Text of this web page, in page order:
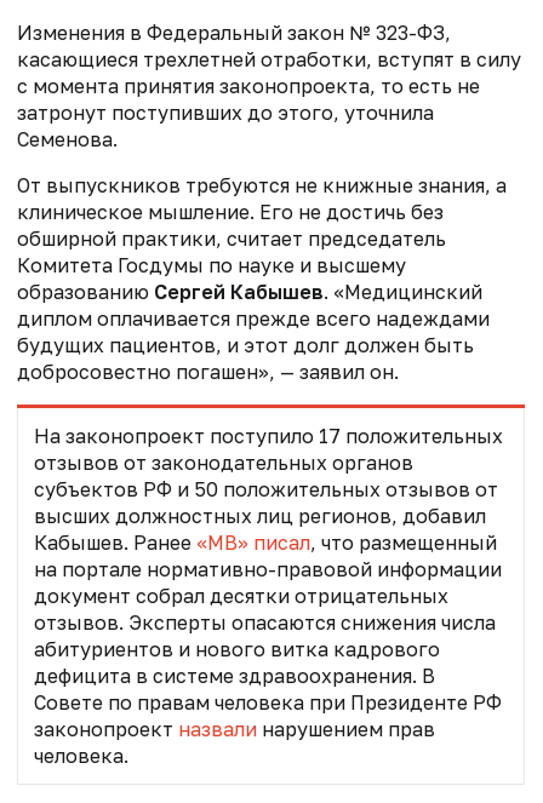
Изменения в Федеральный закон № 323-ФЗ,
касающиеся трехлетней отработки, вступят в силу
с момента принятия законопроекта, то есть не
затронут поступивших до этого, уточнила
Семенова.
От выпускников требуются не книжные знания, а
клиническое мышление. Его не достичь без
обширной практики, считает председатель
Комитета Госдумы по науке и высшему
образованию Сергей Кабышев. «Медицинский
диплом оплачивается прежде всего надеждами
будущих пациентов, и этот долг должен быть
добросовестно погашен», — заявил он.
На законопроект поступило 17 положительных
отзывов от законодательных органов
субъектов РФ и 50 положительных отзывов от
высших должностных лиц регионов, добавил
Кабышев. Ранее «МВ» писал, что размещенный
на портале нормативно-правовой информации
документ собрал десятки отрицательных
отзывов. Эксперты опасаются снижения числа
абитуриентов и нового витка кадрового
дефицита в системе здравоохранения. В
Совете по правам человека при Президенте РФ
законопроект назвалинарушением прав
человека.